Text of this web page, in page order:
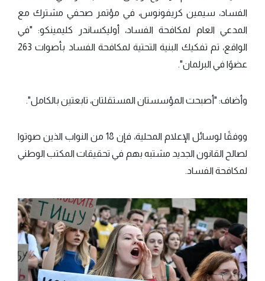
الفساد، سيمين كريفونوس، في مؤتمر صحفي مشترك مع
المدعي العام لمكافحة الفساد، أوليكساندر كليمينكو: "في
الواقع، تم تفكيك البنية التحتية لمكافحة الفساد بأصوات 263
عضوًا في البرلمان".
وأضاف: "أصبحت المؤسستان المستقلتان، تابعتين بالكامل".
ووفقًا لوسائل الإعلام المحلية، فإن 18 من النواب الذين صوتوا
لصالح القانون الجديد مشتبه بهم في تحقيقات المكتب الوطني
لمكافحة الفساد.